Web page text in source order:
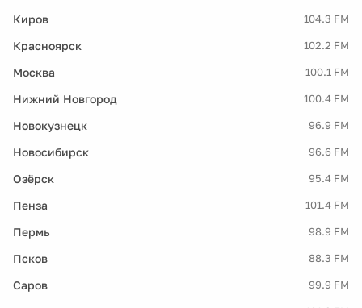
Киров 104.3 FM
Красноярск 102.2 FM
Москва 100.1 FM
Нижний Новгород 100.4 FM
Новокузнецк 96.9 FM
Новосибирск 96.6 FM
Озёрск 95.4 FM
Пенза 101.4 FM
Пермь 98.9 FM
Псков 88.3 FM
Саров 99.9 FM